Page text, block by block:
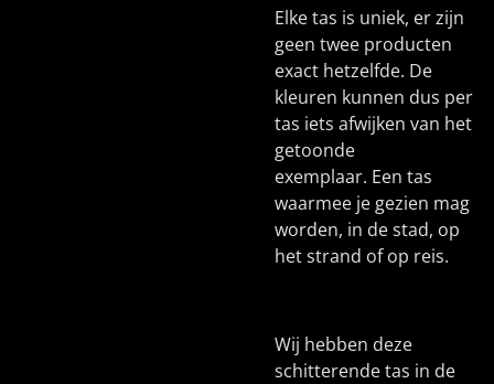
Elke tas is uniek, er zijn
geen twee producten
exact hetzelfde. De
kleuren kunnen dus per
tas iets afwijken van het
getoonde
exemplaar. Een tas
waarmee je gezien mag
worden, in de stad, op
het strand of op reis.
Wij hebben deze
schitterende tas in de